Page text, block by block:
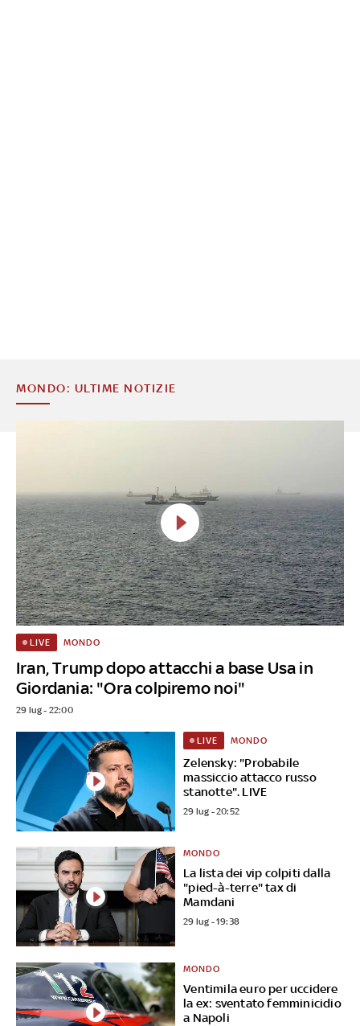
MONDO: ULTIME NOTIZIE
Iran, Trump dopo attacchi a base Usa in
Giordania: "Ora colpiremo noi"
LIVE MONDO
29 lug - 22:00
Zelensky: "Probabile
massiccio attacco russo
stanotte". LIVE
LIVE MONDO
29 lug - 20:52
La lista dei vip colpiti dalla
"pied-à-terre" tax di
Mamdani
MONDO
29 lug - 19:38
Ventimila euro per uccidere
la ex: sventato femminicidio
a Napoli
MONDO